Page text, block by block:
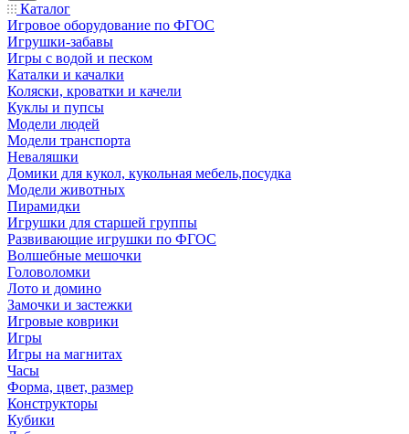
Каталог
Игровое оборудование по ФГОС
Игрушки-забавы
Игры с водой и песком
Каталки и качалки
Коляски, кроватки и качели
Куклы и пупсы
Модели людей
Модели транспорта
Неваляшки
Домики для кукол, кукольная мебель,посудка
Модели животных
Пирамидки
Игрушки для старшей группы
Развивающие игрушки по ФГОС
Волшебные мешочки
Головоломки
Лото и домино
Замочки и застежки
Игровые коврики
Игры
Игры на магнитах
Часы
Форма, цвет, размер
Конструкторы
Кубики